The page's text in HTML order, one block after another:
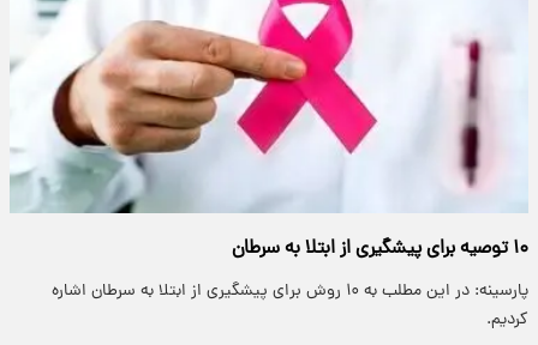
۱۰ توصیه برای پیشگیری از ابتلا به سرطان
پارسینه: در این مطلب به ۱۰ روش برای پیشگیری از ابتلا به سرطان اشاره
کردیم.